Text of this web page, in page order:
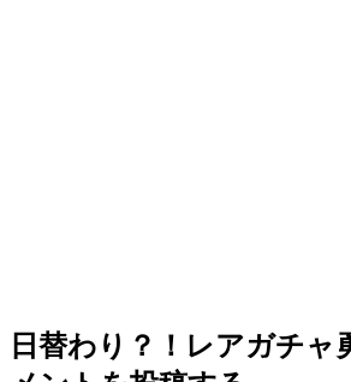
日替わり？！レアガチャ